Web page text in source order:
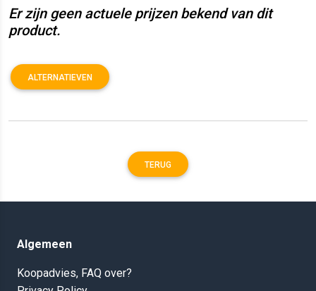
Er zijn geen actuele prijzen bekend van dit
product.
ALTERNATIEVEN
TERUG
Algemeen
Koopadvies, FAQ over?